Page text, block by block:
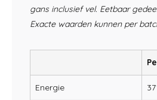
gans inclusief vel. Eetbaar
Exacte waarden kunnen per
Energie